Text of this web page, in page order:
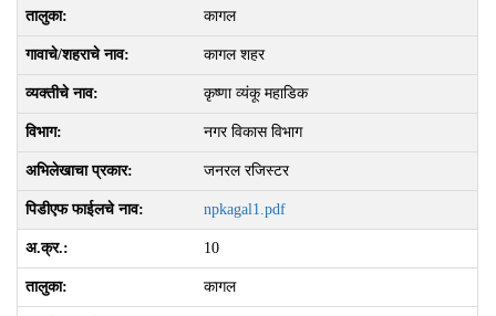
कागल
कागल शहर
कृष्‍णा व्‍यंकू महाडिक
नगर विकास विभाग
जनरल रजिस्टर
npkagal1.pdf
10
कागल